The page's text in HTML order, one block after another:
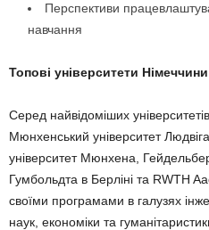
Перспективи
навчання
Топові університети Німеччини
Серед найвідоміших
Мюнхенський університет
університет Мюнхена,
Гумбольдта в Берліні та RWTH
своїми програмами в галузях
наук, економіки та